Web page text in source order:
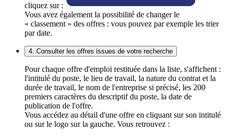
cliquez sur :
Vous avez également la possibilité de changer le
« classement » des offres : vous pouvez par exemple les trier
par date.
4. Consulter les offres issues de votre recherche
Pour chaque offre d'emploi restituée dans la liste, s'affichent :
l'intitulé du poste, le lieu de travail, la nature du contrat et la
durée de travail, le nom de l'entreprise si précisé, les 200
premiers caractères du descriptif du poste, la date de
publication de l'offre.
Vous accédez au détail d'une offre en cliquant sur son intitulé
ou sur le logo sur la gauche. Vous retrouvez :